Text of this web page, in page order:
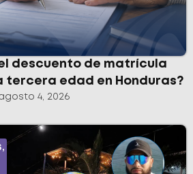
descuento de matrícula
tercera edad en Honduras?
4, 2026
,